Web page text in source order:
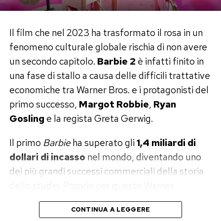
Il debutto, del resto, aveva già avuto qualcosa
di perfettamente ferrariano. A 24 anni diresse il
film pornografico
9 Lives of a Wet Pussy
racimolando corrente dai lampioni e affidandosi
a un attore che, secondo il suo racconto, si rivelò
inadatto e fuggì dalla scala antincendio. Il porno
non era la sua strada, ma quel set improvvisato
diventò la sua prima vera scuola di cinema.
La notte con Asia Argento e la scia
di petali
Nel racconto trova spazio anche Asia Argento,
Ferrara ricorda che l’attrice gli telefonò
Il film che nel 2023 ha trasformato il rosa in un
fenomeno culturale globale rischia di non avere
un secondo capitolo. Barbie 2 è infatti finito in
una fase di stallo a causa delle difficili trattative
economiche tra Warner Bros. e i protagonisti del
primo successo, Margot Robbie, Ryan
Gosling e la regista Greta Gerwig.
Il primo Barbieha superato gli1,4 miliardi di
dollari di incasso nel mondo, diventando uno
dei più grandi successi commerciali della storia
vorrebbe dare il via al sequel il prima possibile.
Ma convincere il cast a tornare si sta rivelando
CONTINUA A LEGGERE